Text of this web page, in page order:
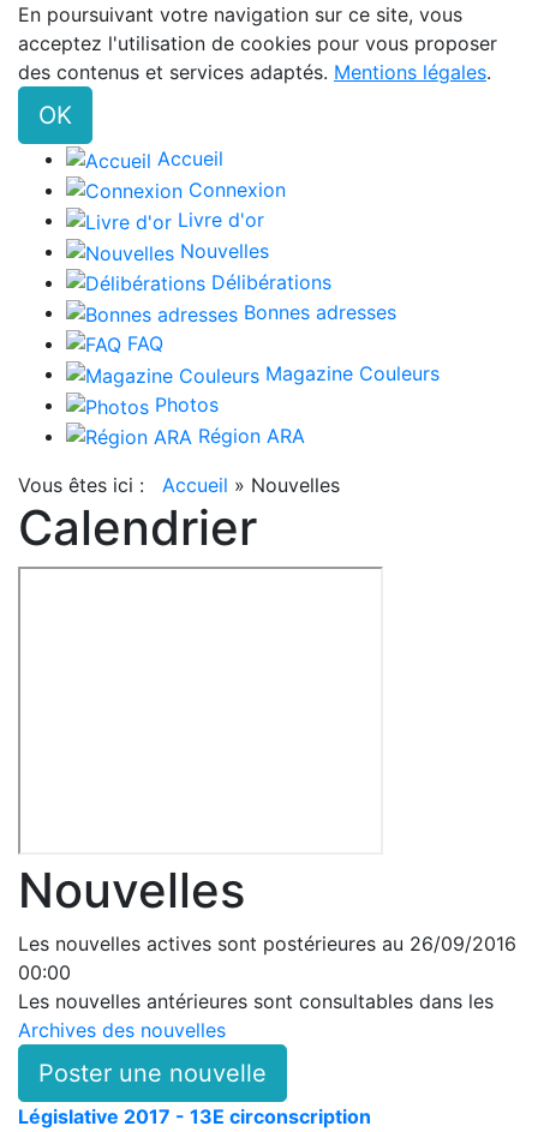
En poursuivant votre navigation sur ce site, vous
acceptez l'utilisation de cookies pour vous proposer
des contenus et services adaptés. Mentions légales.
OK
Accueil
Connexion
Livre d'or
Nouvelles
Délibérations
Bonnes adresses
FAQ
Magazine Couleurs
Photos
Région ARA
Vous êtes ici : Accueil » Nouvelles
Calendrier
Nouvelles
Les nouvelles actives sont postérieures au 26/09/2016
00:00
Les nouvelles antérieures sont consultables dans les
Archives des nouvelles
Poster une nouvelle
Législative 2017 - 13E circonscription